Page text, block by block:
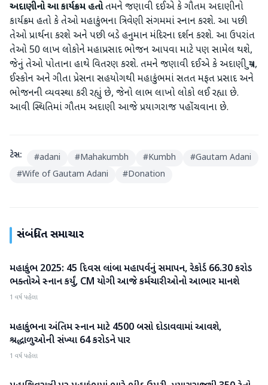
અદાણીનો આ કાર્યક્રમ હતોતમને જણાવી દઈએ કે ગૌતમ અદાણીનો
કાર્યક્રમ હતો કે તેઓ મહાકુંભના ત્રિવેણી સંગમમાં સ્નાન કરશે. આ પછી
તેઓ પ્રાર્થના કરશે અને પછી બડે હનુમાન મંદિરના દર્શન કરશે. આ ઉપરાંત
તેઓ 50 લાખ લોકોને મહાપ્રસાદ ભોજન આપવા માટે પણ સામેલ થશે,
જેનું તેઓ પોતાના હાથે વિતરણ કરશે. તમને જણાવી દઈએ કે અદાણી ગ્રુપ,
ઈસ્કોન અને ગીતા પ્રેસના સહયોગથી મહાકુંભમાં સતત મફત પ્રસાદ અને
ભોજનની વ્યવસ્થા કરી રહ્યું છે, જેનો લાભ લાખો લોકો લઈ રહ્યા છે.
આવી સ્થિતિમાં ગૌતમ અદાણી આજે પ્રયાગરાજ પહોંચવાના છે.
ટેગ્સ: #adani #Mahakumbh #Kumbh #Gautam Adani
#Wife of Gautam Adani #Donation
સંબંધિત સમાચાર
મહાકુંભ
મહાકુંભ 2025: 45 દિવસ લાંબા મહાપર્વનું સમાપન, રેકોર્ડ 66.30 કરોડ
ભક્તોએ સ્નાન કર્યું, CM યોગી આજે કર્મચારીઓનો આભાર માનશે
1 વર્ષ પહેલા
મહાકુંભ
મહાકુંભના અંતિમ સ્નાન માટે 4500 બસો દોડાવવામાં આવશે,
શ્રદ્ધાળુઓની સંખ્યા 64 કરોડને પાર
1 વર્ષ પહેલા